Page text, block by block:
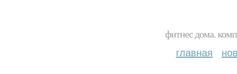
фитнес дома.
главная